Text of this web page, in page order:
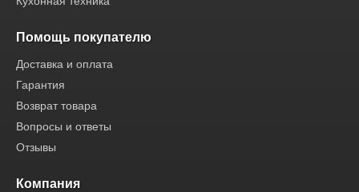
Помощь покупателю
Доставка и оплата
Гарантия
Возврат товара
Вопросы и ответы
Отзывы
Компания